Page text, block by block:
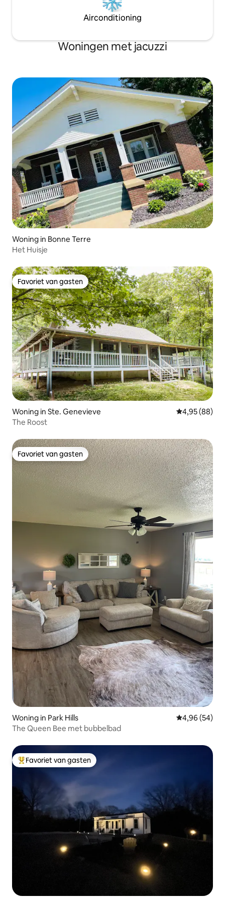
Airconditioning
Woningen met jacuzzi
Woning in Bonne Terre
Het Huisje
Favoriet van gasten
Favoriet van gasten
Woning in Ste. Genevieve Gemiddelde
4,95 (88)
The Roost
Favoriet van gasten
Favoriet van gasten
Woning in Park Hills Gemiddelde
4,96 (54)
The Queen Bee met bubbelbad
Topfavoriet van gasten
Favoriet van gasten